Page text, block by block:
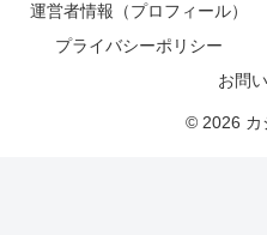
運営者情報（プロフィール）
プライバシーポリシー
お問
© 2026 カ